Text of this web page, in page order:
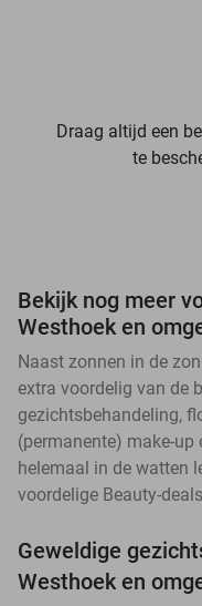
Draag altijd een
te
Bekijk nog meer
Westhoek en
Naast zonnen in de
extra voordelig van de
gezichtsbehandeling,
(permanente) make-
helemaal in de watten
voordelige Beauty-
Geweldige
Westhoek en